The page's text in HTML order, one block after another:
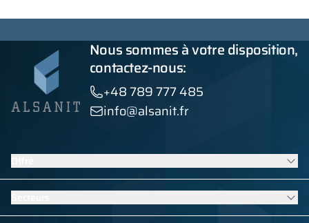
Nous sommes à votre disposition,
contactez-nous:
+48 789 777 485
info@alsanit.fr
Casiers
Cabines sanitaires